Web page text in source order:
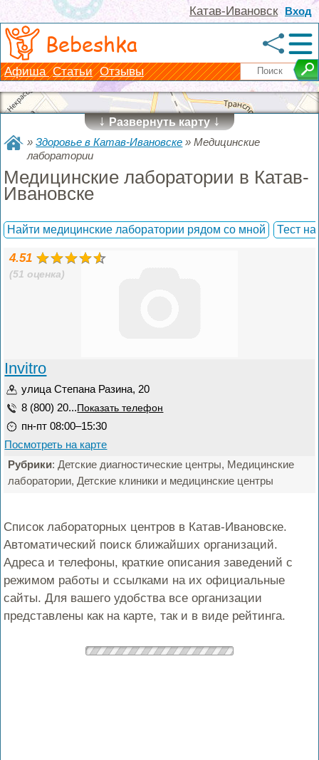
Вход
Катав-Ивановск
Bebeshka
Афиша Статьи Отзывы
↓Развернуть карту↓
»Здоровье в Катав-Ивановске »Медицинские
лаборатории
Медицинские лаборатории в Катав-
Ивановске
Найти медицинские лаборатории рядом со мной Тест
4.51
(51 оценка)
Invitro
улица Степана Разина, 20
8 (800) 20... Показать телефон
пн-пт 08:00–15:30
Посмотреть на карте
Рубрики: Детские диагностические центры, Медицинские
лаборатории, Детские клиники и медицинские центры
Список лабораторных центров в Катав-Ивановске.
Автоматический поиск ближайших организаций.
Адреса и телефоны, краткие описания заведений с
режимом работы и ссылками на их официальные
сайты. Для вашего удобства все организации
представлены как на карте, так и в виде рейтинга.